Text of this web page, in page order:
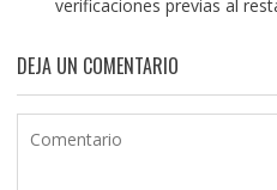
verificaciones previas al
DEJA UN COMENTARIO